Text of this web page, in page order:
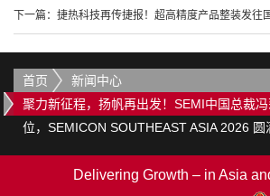
下一篇： 捷热科技再传捷报！超高精度产品整装发往
首页
新闻中心
聚力新征程，扬帆再出发！SEMI中国总裁
位，SEMICON SOUTHEAST ASIA 2026 圆
Delivering Growth – in Asia